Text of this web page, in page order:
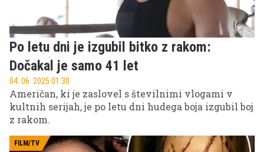
Po letu dni je izgubil bitko z rakom:
Dočakal je samo 41 let
04. 06. 2025 01.30
Američan, ki je zaslovel s številnimi vlogami v
kultnih serijah, je po letu dni hudega boja izgubil boj
z rakom.
FILM/TV